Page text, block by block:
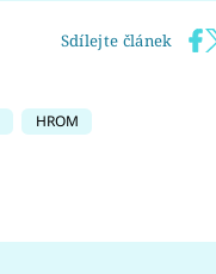
Sdílejte článek
HROM